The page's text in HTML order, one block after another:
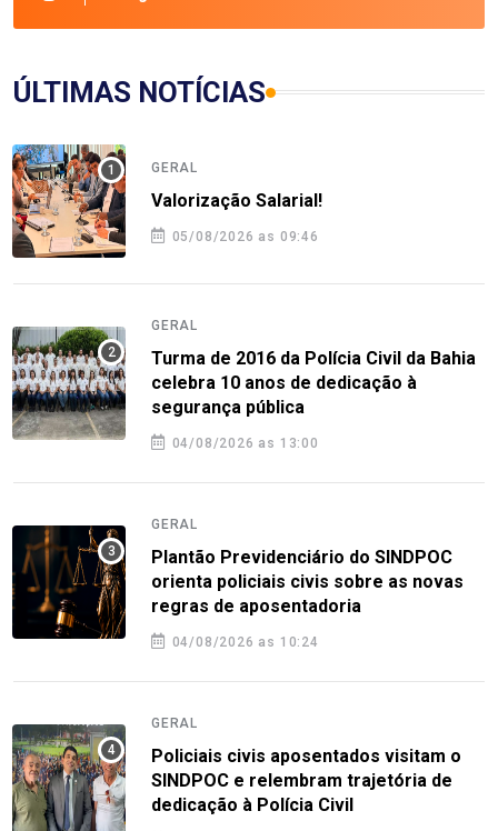
ÚLTIMAS NOTÍCIAS
GERAL
Valorização Salarial!
05/08/2026 as 09:46
GERAL
Turma de 2016 da Polícia Civil da Bahia
celebra 10 anos de dedicação à
segurança pública
04/08/2026 as 13:00
GERAL
Plantão Previdenciário do SINDPOC
orienta policiais civis sobre as novas
regras de aposentadoria
04/08/2026 as 10:24
GERAL
Policiais civis aposentados visitam o
SINDPOC e relembram trajetória de
dedicação à Polícia Civil